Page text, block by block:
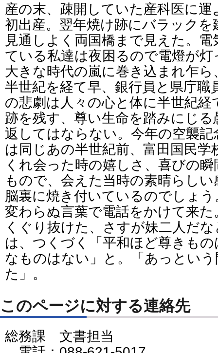
産の末、疎開していた産科医に
初出産。翌年焼け跡にバラックを
見通しよく両国橋まで見えた。
ている私達は夜困るので電燈が
大きな時代の嵐に巻き込まれ乍
半世紀を経て早、銀行員と県庁職
の悲劇は人々の心と体に半世紀
跡を残す、尊い生命を踏みにじ
返してはならない。今年の空襲
は同じあの半世紀前、富田国民
くれ会った時の嬉しさ、喜びの
もので、会えた当時の素晴らし
脳裏に焼き付いているのでしょ
変わらぬ言葉で電話をかけて来
くぐり抜けた、さすが妹二人だ
は、つくづく「平和ほど尊きも
なものはない」と。「あっとい
た」。
このページに対する連絡先
総務課 文書担当